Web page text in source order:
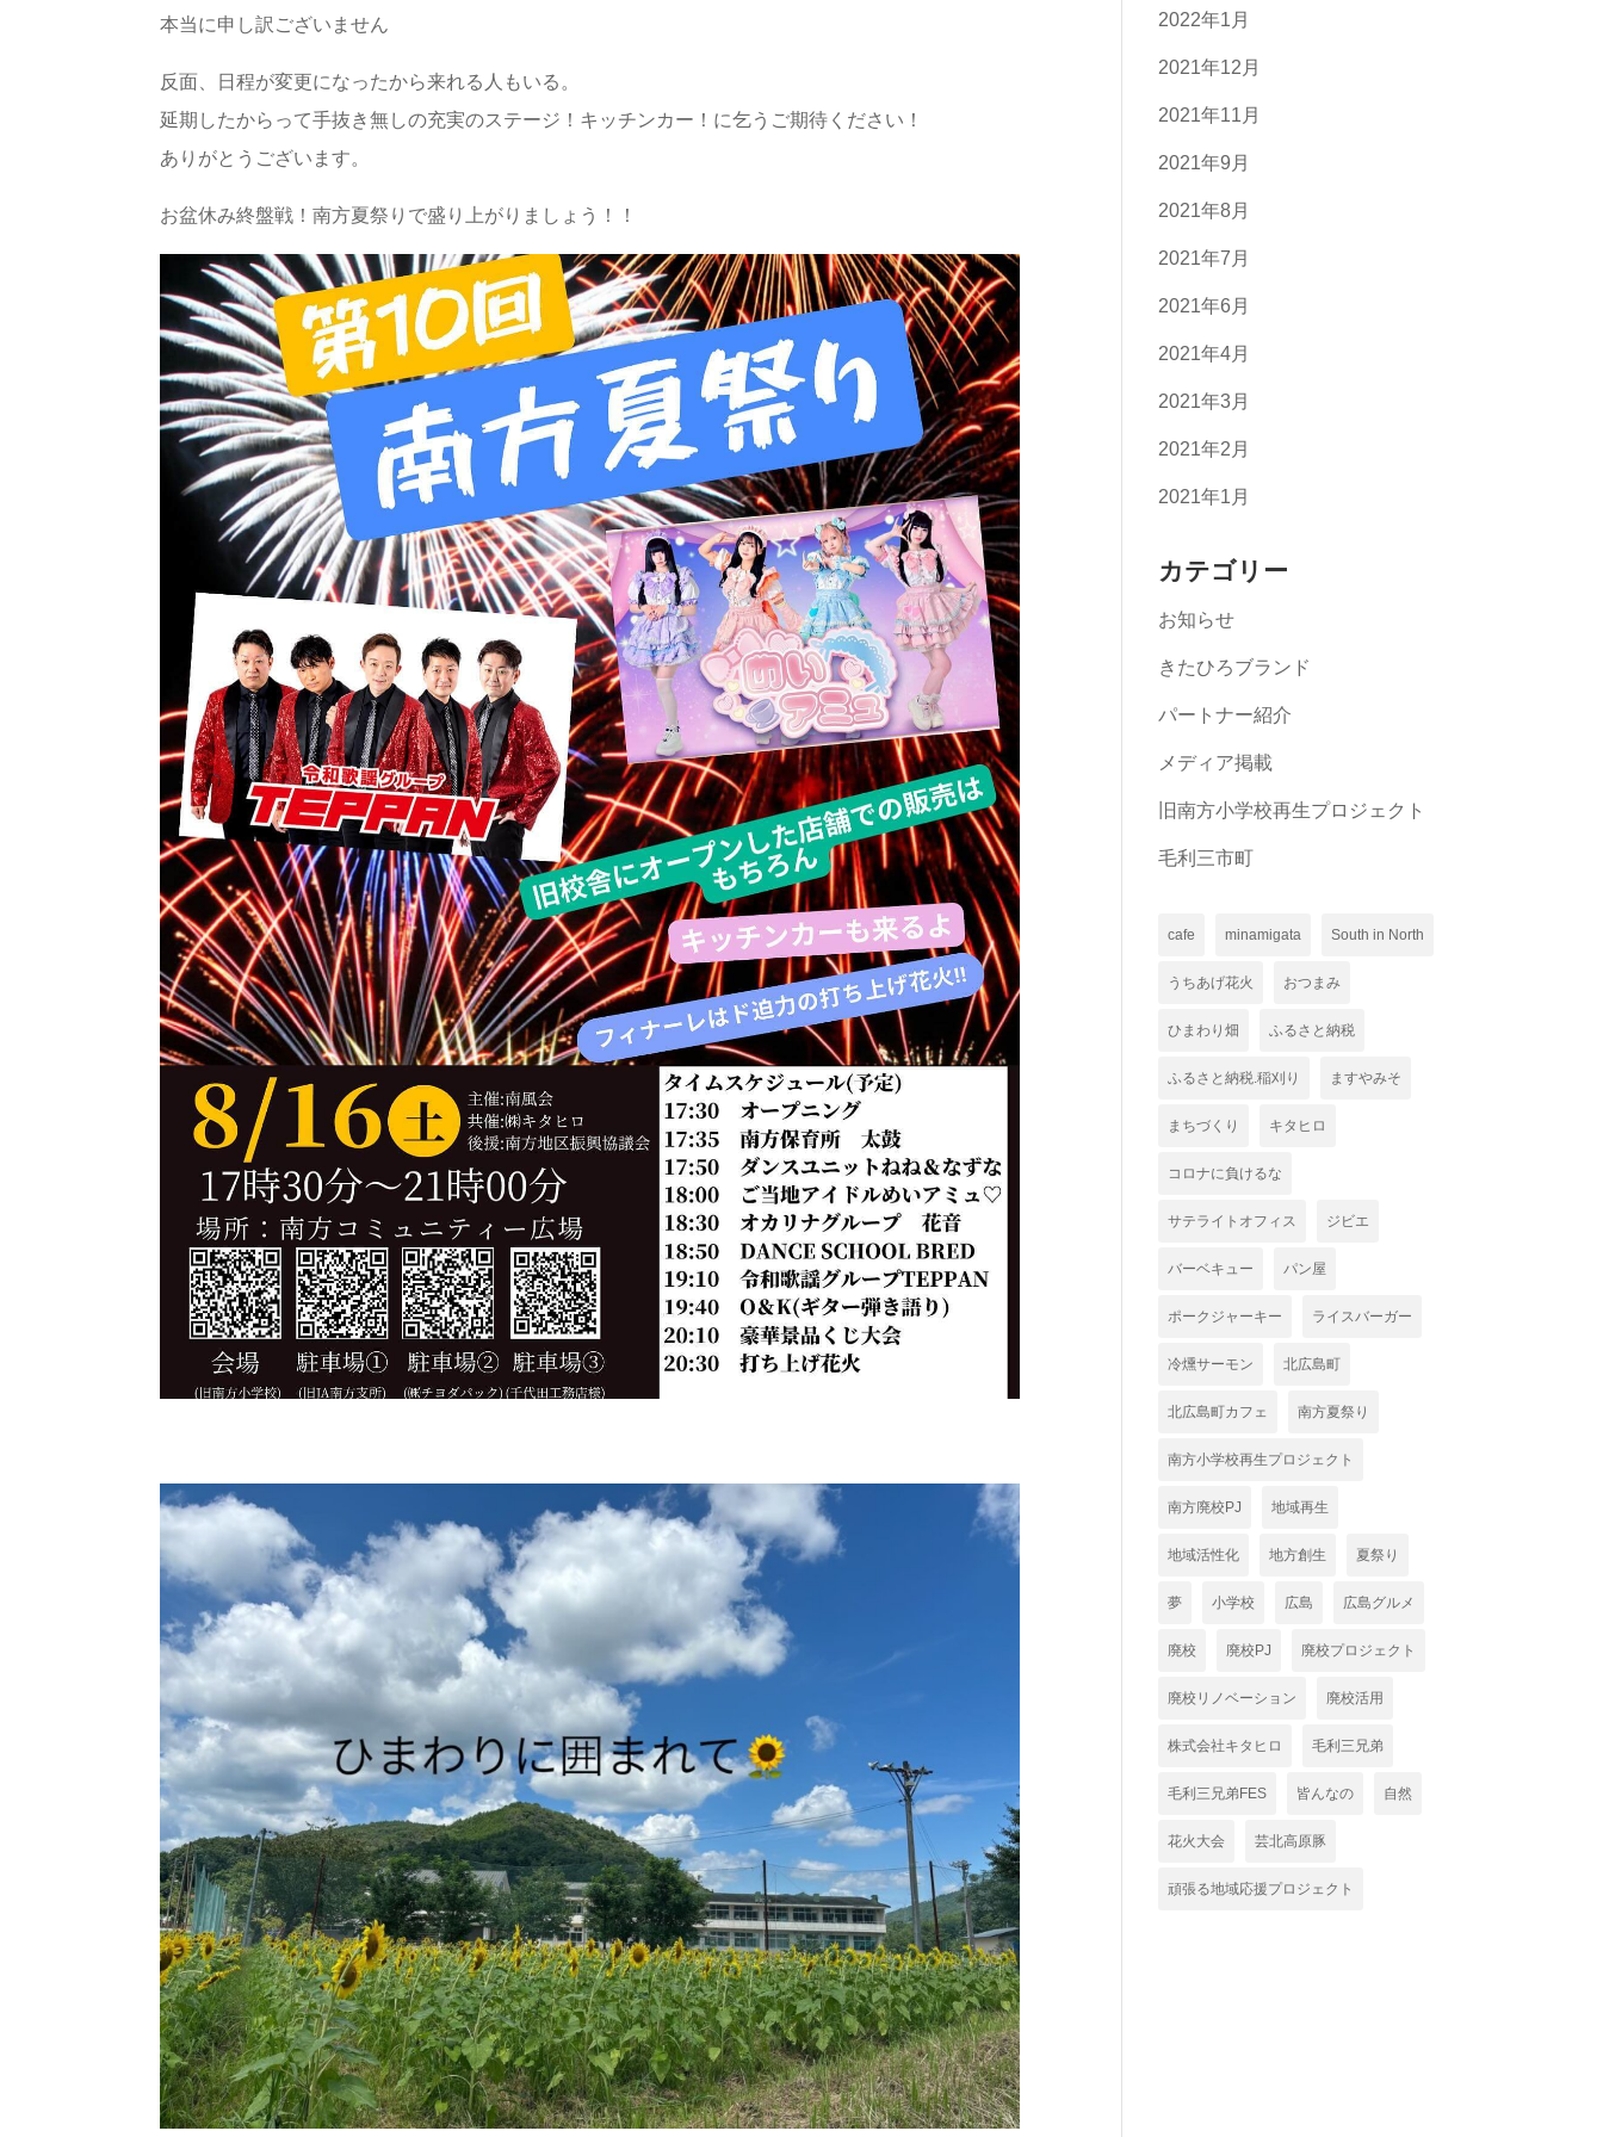
本当に申し訳ございません
反面、日程が変更になったから来れる人もいる。
延期したからって手抜き無しの充実のステージ！キッチンカー！に乞うご期待ください️！
ありがとうございます。
お盆休み終盤戦！南方夏祭りで盛り上がりましょう！！
2022年1月
2021年12月
2021年11月
2021年9月
2021年8月
2021年7月
2021年6月
2021年4月
2021年3月
2021年2月
2021年1月
カテゴリー
お知らせ
きたひろブランド
パートナー紹介
メディア掲載
旧南方小学校再生プロジェクト
毛利三市町
cafe minamigata South in North
うちあげ花火 おつまみ
ひまわり畑 ふるさと納税
ふるさと納税.稲刈り ますやみそ
まちづくり キタヒロ
コロナに負けるな
サテライトオフィス ジビエ
バーベキュー パン屋
ポークジャーキー ライスバーガー
冷燻サーモン 北広島町
北広島町カフェ 南方夏祭り
南方小学校再生プロジェクト
南方廃校PJ 地域再生
地域活性化 地方創生 夏祭り
夢 小学校 広島 広島グルメ
廃校 廃校PJ 廃校プロジェクト
廃校リノベーション 廃校活用
株式会社キタヒロ 毛利三兄弟
毛利三兄弟FES 皆んなの 自然
花火大会 芸北高原豚
頑張る地域応援プロジェクト